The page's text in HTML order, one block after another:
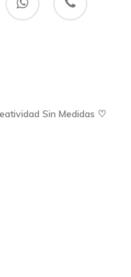
Sin Medidas ♡